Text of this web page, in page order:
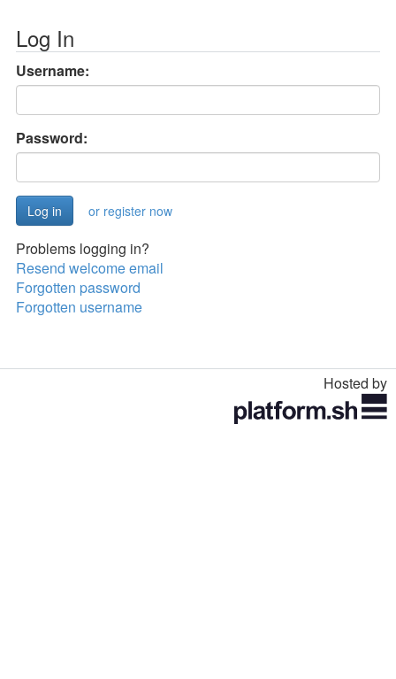
Log In
Username:
Password:
or register now
Problems logging in?
Resend welcome email
Forgotten password
Forgotten username
Hosted by